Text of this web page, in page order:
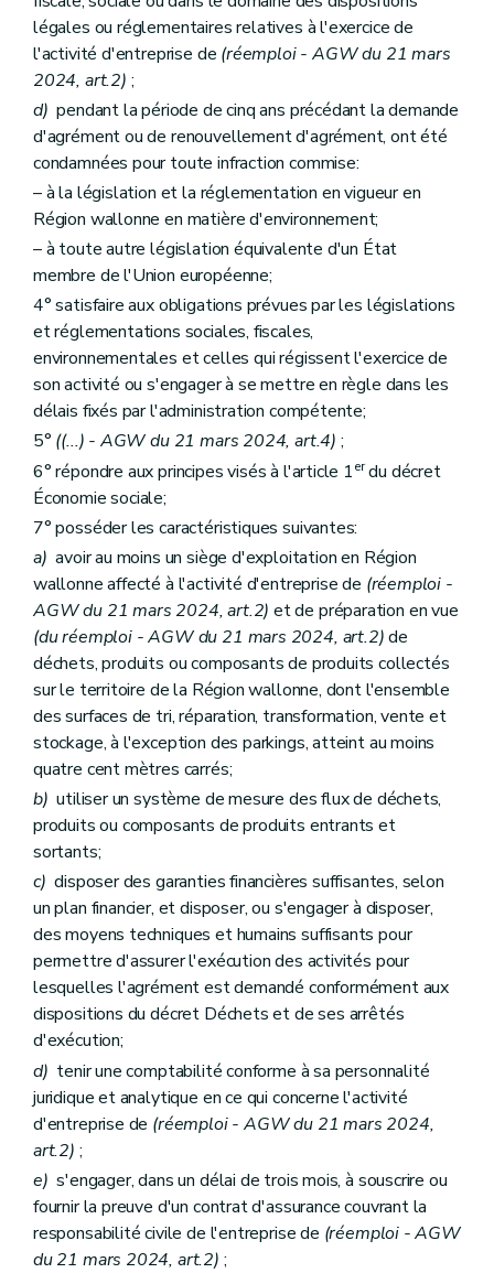
légales ou réglementaires relatives à l'exercice de
l'activité d'entreprise de (réemploi - AGW du 21 mars
2024, art.2) ;
d) pendant la période de cinq ans précédant la demande
d'agrément ou de renouvellement d'agrément, ont été
condamnées pour toute infraction commise:
– à la législation et la réglementation en vigueur en
Région wallonne en matière d'environnement;
– à toute autre législation équivalente d'un État
membre de l'Union européenne;
4° satisfaire aux obligations prévues par les législations
et réglementations sociales, fiscales,
environnementales et celles qui régissent l'exercice de
son activité ou s'engager à se mettre en règle dans les
délais fixés par l'administration compétente;
5° ((...) - AGW du 21 mars 2024, art.4) ;
6° répondre aux principes visés à l'article 1erdu décret
Économie sociale;
7° posséder les caractéristiques suivantes:
a) avoir au moins un siège d'exploitation en Région
wallonne affecté à l'activité d'entreprise de (réemploi -
AGW du 21 mars 2024, art.2) et de préparation en vue
(du réemploi - AGW du 21 mars 2024, art.2)de
déchets, produits ou composants de produits collectés
sur le territoire de la Région wallonne, dont l'ensemble
des surfaces de tri, réparation, transformation, vente et
stockage, à l'exception des parkings, atteint au moins
quatre cent mètres carrés;
b) utiliser un système de mesure des flux de déchets,
produits ou composants de produits entrants et
sortants;
c) disposer des garanties financières suffisantes, selon
un plan financier, et disposer, ou s'engager à disposer,
des moyens techniques et humains suffisants pour
permettre d'assurer l'exécution des activités pour
lesquelles l'agrément est demandé conformément aux
dispositions du décret Déchets et de ses arrêtés
d'exécution;
d) tenir une comptabilité conforme à sa personnalité
juridique et analytique en ce qui concerne l'activité
d'entreprise de (réemploi - AGW du 21 mars 2024,
art.2) ;
e) s'engager, dans un délai de trois mois, à souscrire ou
fournir la preuve d'un contrat d'assurance couvrant la
responsabilité civile de l'entreprise de (réemploi - AGW
du 21 mars 2024, art.2) ;